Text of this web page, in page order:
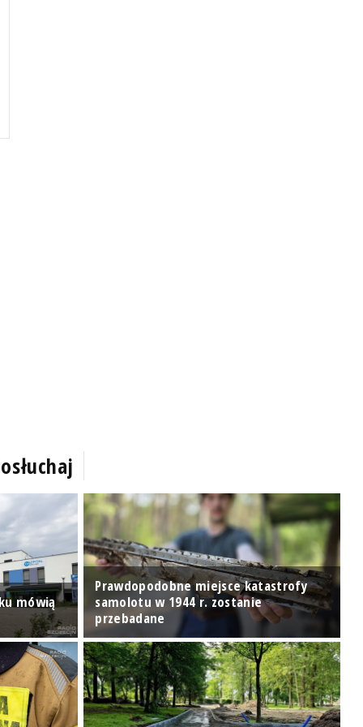
mówią
Prawdopodobne miejsce katastrofy
samolotu w 1944 r. zostanie
przebadane